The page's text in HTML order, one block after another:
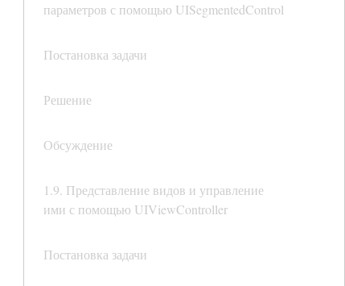
параметров с помощью UISegmentedControl
Постановка задачи
Решение
Обсуждение
1.9. Представление видов и управление
ими с помощью UIViewController
Постановка задачи